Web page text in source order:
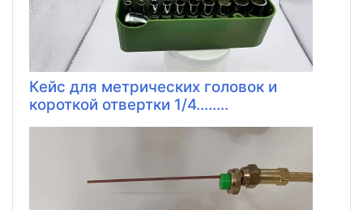
Кейс для метрических головок и
короткой отвертки 1/4........